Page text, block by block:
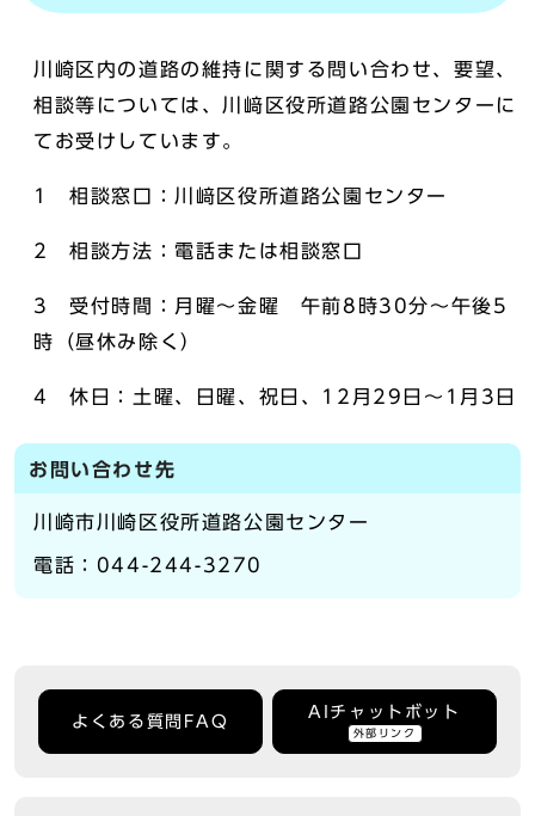
川崎区内の道路の維持に関する問い合わせ、要望、
相談等については、川﨑区役所道路公園センターに
てお受けしています。
1 相談窓口：川﨑区役所道路公園センター
2 相談方法：電話または相談窓口
3 受付時間：月曜～金曜 午前8時30分～午後5
時（昼休み除く）
4 休日：土曜、日曜、祝日、12月29日～1月3日
お問い合わせ先
川崎市川崎区役所道路公園センター
電話：044-244-3270
よくある質問FAQ
AIチャットボット
外部リンク